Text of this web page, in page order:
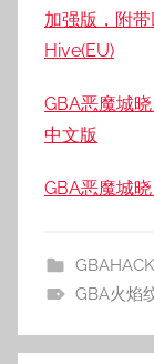
加强版，附
Hive(EU)
GBA恶魔城
中文版
GBA恶魔城
GBAHACK
GBA火焰